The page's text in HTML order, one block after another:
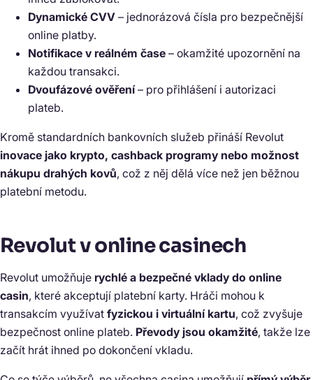
Dynamické CVV – jednorázová čísla pro bezpečnější
online platby.
Notifikace v reálném čase – okamžité upozornění na
každou transakci.
Dvoufázové ověření– pro přihlášení i autorizaci
plateb.
Kromě standardních bankovních služeb přináší Revolut
inovace jako krypto, cashback programy nebo možnost
nákupu drahých kovů, což z něj dělá více než jen běžnou
platební metodu.
Revolut v online casinech
Revolut umožňuje rychlé a bezpečné vklady do online
casin, které akceptují platební karty. Hráči mohou k
transakcím využívat fyzickou i virtuální kartu, což zvyšuje
bezpečnost online plateb. Převody jsou okamžité, takže lze
začít hrát ihned po dokončení vkladu.